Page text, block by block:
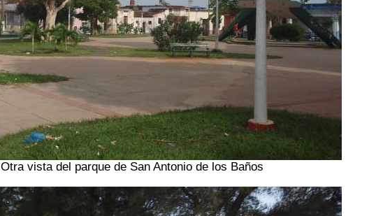
Otra vista del parque de San Antonio de los Baños